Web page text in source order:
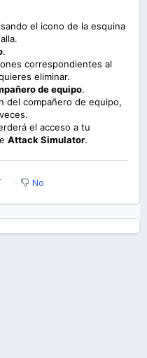
el icono de la esquina
.
correspondientes al
eliminar.
de equipo.
del compañero de equipo,
el acceso a tu
Attack Simulator.
No